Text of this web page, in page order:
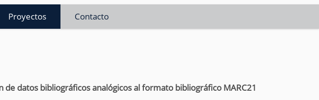
Proyectos Contacto
datos bibliográficos analógicos al formato bibliográfico MARC21